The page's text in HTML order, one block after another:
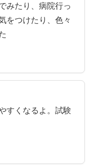
みたり、病院行っ
をつけたり、色々
すくなるよ。試験